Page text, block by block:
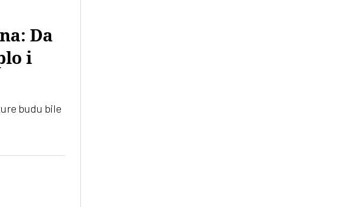
Da
i
budu bile